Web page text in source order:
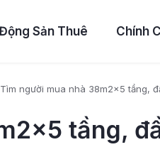
Sản Thuê Chính
Tìm người mua nhà 38m2x5 tầng,
tầng,